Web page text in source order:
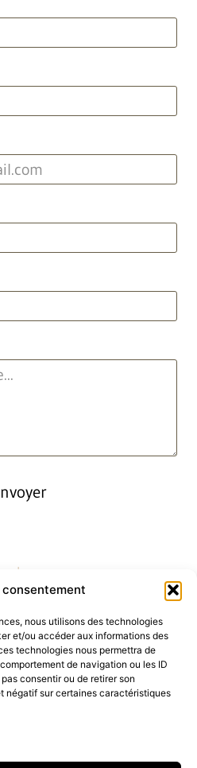
consentement
nous utilisons des technologies
et/ou accéder aux informations des
technologies nous permettra de
de navigation ou les ID
consentir ou de retirer son
négatif sur certaines caractéristiques